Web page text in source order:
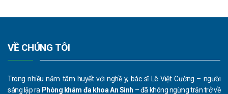
VỀ CHÚNG TÔI
Trong nhiều năm tâm huyết với nghề y, bác sĩ Lê Việt Cường – người
sáng lập ra Phòng khám đa khoa An Sinh – đã không ngừng trăn trở về